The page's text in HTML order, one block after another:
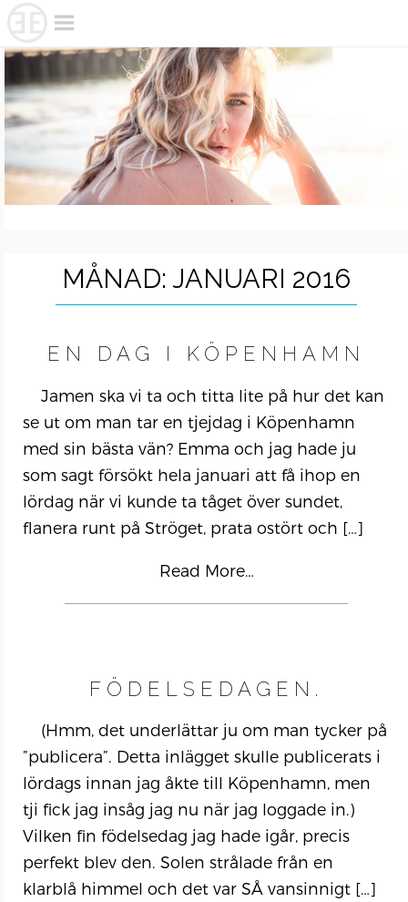
content
MÅNAD: JANUARI 2016
EN DAG I KÖPENHAMN
Jamen ska vi ta och titta lite på hur det kan
se ut om man tar en tjejdag i Köpenhamn
med sin bästa vän? Emma och jag hade ju
som sagt försökt hela januari att få ihop en
lördag när vi kunde ta tåget över sundet,
flanera runt på Ströget, prata ostört och […]
Read More…
FÖDELSEDAGEN.
(Hmm, det underlättar ju om man tycker på
”publicera”. Detta inlägget skulle publicerats i
lördags innan jag åkte till Köpenhamn, men
tji fick jag insåg jag nu när jag loggade in.)
Vilken fin födelsedag jag hade igår, precis
perfekt blev den. Solen strålade från en
klarblå himmel och det var SÅ vansinnigt […]